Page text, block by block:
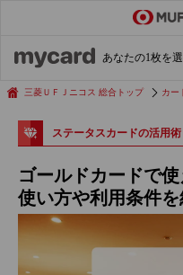
あなたの1枚を
会社経費の支払い 効
三菱ＵＦＪニコス 総合トップ カー
ステータスカードの活用術
ゴールドカードで
使い方や利用条件